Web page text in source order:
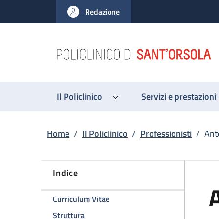
al contenuto principale
to footer content
Redazione
Il Policlinico Servizi e prestazioni
Briciole di pane
Home / Il Policlinico / Professionisti /
Indice
Curriculum Vitaedella pagina Antonella
Strutturadella pagina Antonella Gramantieri